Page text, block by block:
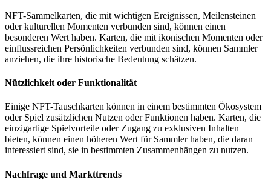
NFT-Sammelkarten, die mit wichtigen Ereignissen, Meilensteinen
oder kulturellen Momenten verbunden sind, können einen
besonderen Wert haben. Karten, die mit ikonischen Momenten oder
einflussreichen Persönlichkeiten verbunden sind, können Sammler
anziehen, die ihre historische Bedeutung schätzen.
Nützlichkeit oder Funktionalität
Einige NFT-Tauschkarten können in einem bestimmten Ökosystem
oder Spiel zusätzlichen Nutzen oder Funktionen haben. Karten, die
einzigartige Spielvorteile oder Zugang zu exklusiven Inhalten
bieten, können einen höheren Wert für Sammler haben, die daran
interessiert sind, sie in bestimmten Zusammenhängen zu nutzen.
Nachfrage und Markttrends